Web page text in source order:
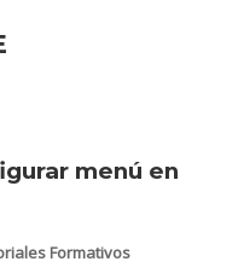
menú en
Formativos